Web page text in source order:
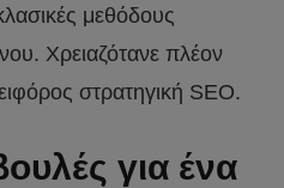
μεθόδους
Χρειαζότανε πλέον
στρατηγική SEO.
για ένα